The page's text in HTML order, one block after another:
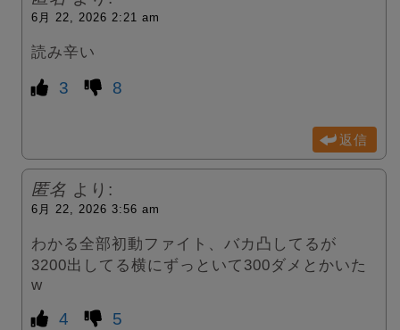
6月 22, 2026 2:21 am
読み辛い
3 8
返信
匿名 より:
6月 22, 2026 3:56 am
わかる全部初動ファイト、バカ凸してるが
3200出してる横にずっといて300ダメとかいた
w
4 5